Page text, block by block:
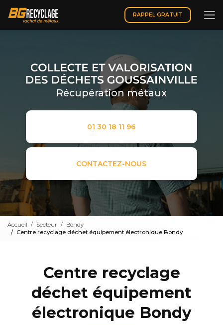
contenu
principal
RAPPEL GRATUIT
Récupération métaux
01 30 18 11 96
CONTACTEZ-NOUS
Accueil Secteur
Bondy
Centre recyclage déchet équipement électronique Bondy
Centre recyclage
déchet équipement
électronique Bondy